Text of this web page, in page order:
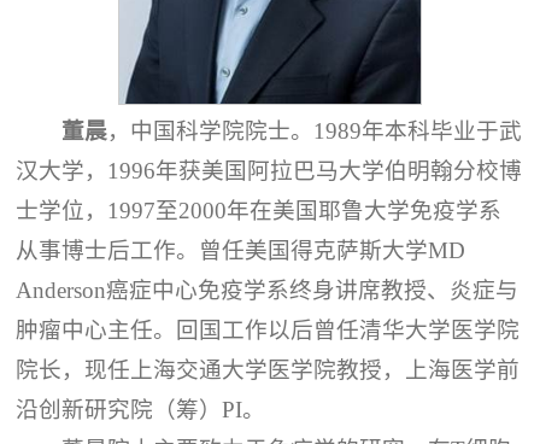
董晨，中国科学院院士。1989年本科毕业于武
汉大学，1996年获美国阿拉巴马大学伯明翰分校博
士学位，1997至2000年在美国耶鲁大学免疫学系
从事博士后工作。曾任美国得克萨斯大学MD
Anderson癌症中心免疫学系终身讲席教授、炎症与
肿瘤中心主任。回国工作以后曾任清华大学医学院
院长，现任上海交通大学医学院教授，上海医学前
沿创新研究院（筹）PI。